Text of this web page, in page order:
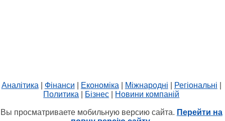
Аналітика Фінанси Економіка Міжнародні Регіональні
Политика
Бізнес Новини компаній
Вы просматриваете мобильную версию сайта. Перейти на